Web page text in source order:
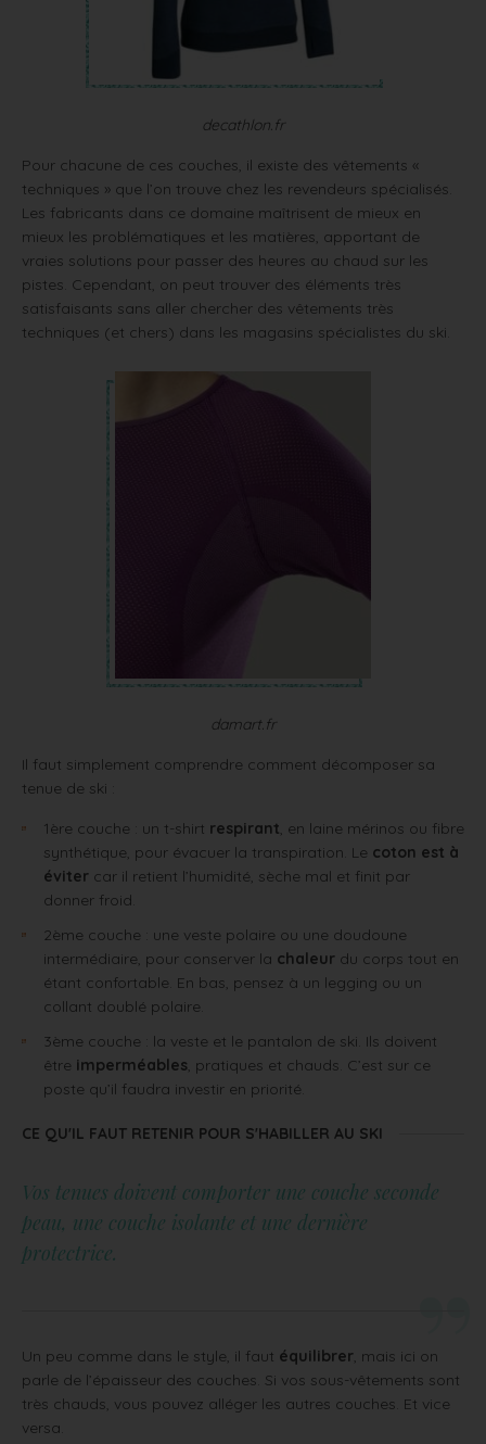
decathlon.fr
Pour chacune de ces couches, il existe des vêtements «
techniques » que l’on trouve chez les revendeurs spécialisés.
Les fabricants dans ce domaine maîtrisent de mieux en
mieux les problématiques et les matières, apportant de
vraies solutions pour passer des heures au chaud sur les
pistes. Cependant, on peut trouver des éléments très
satisfaisants sans aller chercher des vêtements très
techniques (et chers) dans les magasins spécialistes du ski.
damart.fr
Il faut simplement comprendre comment décomposer sa
tenue de ski :
1ère couche : un t-shirt respirant , en laine mérinos ou fibre
synthétique, pour évacuer la transpiration. Le coton est à
éviter car il retient l’humidité, sèche mal et finit par
donner froid.
2ème couche : une veste polaire ou une doudoune
intermédiaire, pour conserver la chaleur du corps tout en
étant confortable. En bas, pensez à un legging ou un
collant doublé polaire.
3ème couche : la veste et le pantalon de ski. Ils doivent
être imperméables , pratiques et chauds. C’est sur ce
poste qu’il faudra investir en priorité.
CE QU'IL FAUT RETENIR POUR S'HABILLER AU SKI
Vos tenues doivent comporter une couche seconde
peau, une couche isolante et une dernière
protectrice.
Un peu comme dans le style, il faut équilibrer , mais ici on
parle de l’épaisseur des couches. Si vos sous-vêtements sont
très chauds, vous pouvez alléger les autres couches. Et vice
versa.